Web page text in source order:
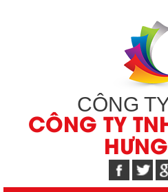
CÔNG
CÔNG TY